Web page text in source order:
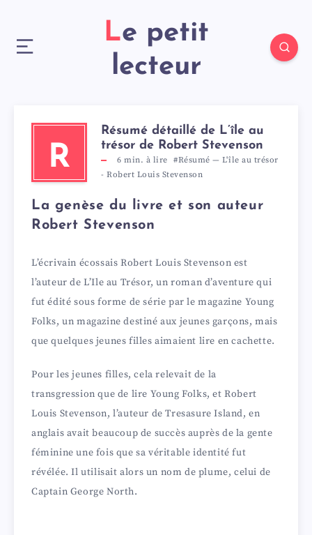
Le petit
lecteur
R
Résumé détaillé de L’île au
trésor de Robert Stevenson
6 min. à lire #Résumé — L'île au trésor
- Robert Louis Stevenson
La genèse du livre et son auteur
Robert Stevenson
L’écrivain écossais Robert Louis Stevenson est
l’auteur de L’Ile au Trésor, un roman d’aventure qui
fut édité sous forme de série par le magazine Young
Folks, un magazine destiné aux jeunes garçons, mais
que quelques jeunes filles aimaient lire en cachette.
Pour les jeunes filles, cela relevait de la
transgression que de lire Young Folks, et Robert
Louis Stevenson, l’auteur de Tresasure Island, en
anglais avait beaucoup de succès auprès de la gente
féminine une fois que sa véritable identité fut
révélée. Il utilisait alors un nom de plume, celui de
Captain George North.